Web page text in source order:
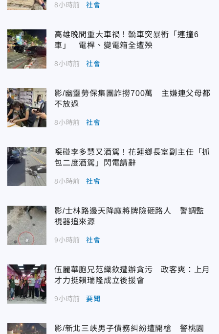
8小時前 社會
高雄晚間重大車禍！轎車突暴衝「連撞6
車」 電桿、變電箱全遭殃
8小時前 社會
影/幽靈勞保集團詐撈700萬 主嫌連父母都
不放過
8小時前 社會
噁碰李多慧又酒駕！花蓮鄉長室副主任「抓
包二度酒駕」閃電請辭
8小時前 社會
影/士林路邊天降麻將牌險砸路人 警調監
視器追來源
9小時前 社會
伍麗華胞兄范織欽遭辦貪污 政客爽：上月
才力挺賴瑞隆成立後援會
9小時前 要聞
影/新北三峽男子債務糾紛遭開槍 警桃園